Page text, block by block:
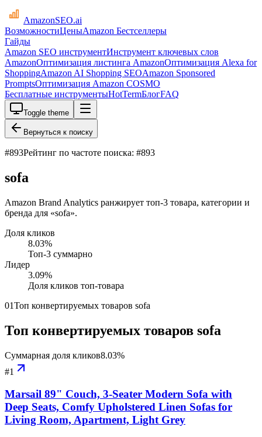
AmazonSEO.ai
ВозможностиЦеныAmazon Бестселлеры
Гайды
Amazon SEO инструментИнструмент ключевых слов
AmazonОптимизация листинга AmazonОптимизация Alexa for
ShoppingAmazon AI Shopping SEOAmazon Sponsored
PromptsОптимизация Amazon COSMO
Бесплатные инструментыHotTermБлогFAQ
Toggle theme
Вернуться к поиску
#893Рейтинг по частоте поиска: #893
sofa
Amazon Brand Analytics ранжирует топ-3 товара, категории и
бренда для «sofa».
Доля кликов
8.03%
Топ-3 суммарно
Лидер
3.09%
Доля кликов топ-товара
01Топ конвертируемых товаров sofa
Топ конвертируемых товаров sofa
Суммарная доля кликов8.03%
#1
Marsail 89" Couch, 3-Seater Modern Sofa with
Deep Seats, Comfy Upholstered Linen Sofas for
Living Room, Apartment, Light Grey